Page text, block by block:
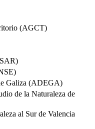
(AGCT)
Galiza (ADEGA)
de la Naturaleza de
al Sur de Valencia